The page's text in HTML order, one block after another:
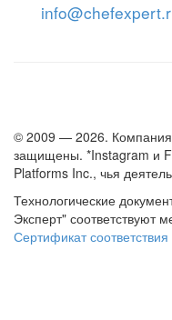
© 2009 — 2026.
защищены. *Instagram и
Platforms Inc., чья
Технологические
Эксперт" соответствуют
Сертификат